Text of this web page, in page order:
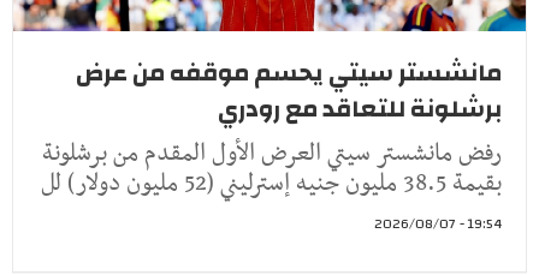
مانشستر سيتي يحسم موقفه من عرض
برشلونة للتعاقد مع رودري
رفض مانشستر سيتي العرض الأول المقدم من برشلونة
بقيمة 38.5 مليون جنيه إسترليني (52 مليون دولار) لل
19:54 - 2026/08/07